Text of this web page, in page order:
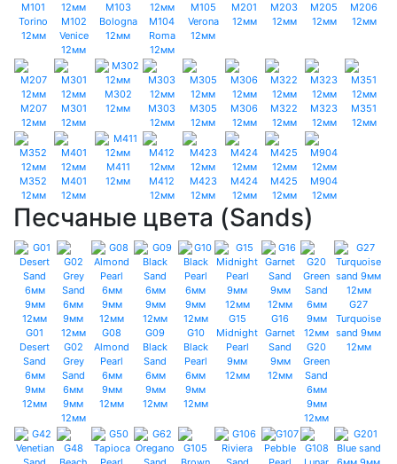
M101
Torino
12мм
M102
Venice
12мм
M103
Bologna
12мм
M104
Roma
12мм
M105
Verona
12мм
M201
12мм
M203
12мм
M205
12мм
M206
12мм
M207
12мм
M301
12мм
M302
12мм
M303
12мм
M305
12мм
M306
12мм
M322
12мм
M323
12мм
M351
12мм
M352
12мм
M401
12мм
M411
12мм
M412
12мм
M423
12мм
M424
12мм
M425
12мм
M904
12мм
Песчаные цвета (Sands)
G01
Desert
Sand
6мм
9мм
12мм
G02
Grey
Sand
6мм
9мм
12мм
G08
Almond
Pearl
6мм
9мм
12мм
G09
Black
Sand
6мм
9мм
12мм
G10
Black
Pearl
6мм
9мм
12мм
G15
Midnight
Pearl
9мм
12мм
G16
Garnet
Sand
9мм
12мм
G20
Green
Sand
6мм
9мм
12мм
G27
Turquoise
sand 9мм
12мм